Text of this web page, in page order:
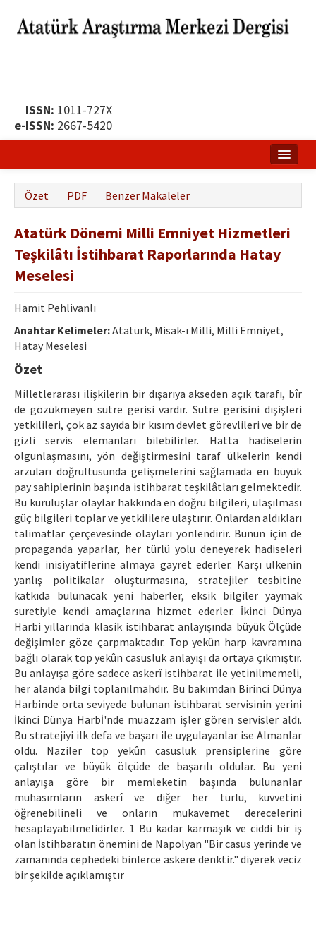
ISSN: 1011-727X
e-ISSN: 2667-5420
Hakkında
Yayın Politikası
Dergi Kurulları
Yazar Rehberi
Hakem Rehberi
İletişim
Özet PDF Benzer Makaleler
Atatürk Dönemi Milli Emniyet Hizmetleri
Teşkilâtı İstihbarat Raporlarında Hatay
Meselesi
Hamit Pehlivanlı
Anahtar Kelimeler:Atatürk, Misak-ı Milli, Milli Emniyet,
Hatay Meselesi
Özet
Milletlerarası ilişkilerin bir dışarıya akseden açık tarafı, bîr
de gözükmeyen sütre gerisi vardır. Sütre gerisini dışişleri
yetkilileri, çok az sayıda bir kısım devlet görevlileri ve bir de
gizli servis elemanları bilebilirler. Hatta hadiselerin
olgunlaşmasını, yön değiştirmesini taraf ülkelerin kendi
arzuları doğrultusunda gelişmelerini sağlamada en büyük
pay sahiplerinin başında istihbarat teşkilâtları gelmektedir.
Bu kuruluşlar olaylar hakkında en doğru bilgileri, ulaşılması
güç bilgileri toplar ve yetkililere ulaştırır. Onlardan aldıkları
talimatlar çerçevesinde olayları yönlendirir. Bunun için de
propaganda yaparlar, her türlü yolu deneyerek hadiseleri
kendi inisiyatiflerine almaya gayret ederler. Karşı ülkenin
yanlış politikalar oluşturmasına, stratejiler tesbitine
katkıda bulunacak yeni haberler, eksik bilgiler yaymak
suretiyle kendi amaçlarına hizmet ederler. İkinci Dünya
Harbi yıllarında klasik istihbarat anlayışında büyük Ölçüde
değişimler göze çarpmaktadır. Top yekûn harp kavramına
bağlı olarak top yekûn casusluk anlayışı da ortaya çıkmıştır.
Bu anlayışa göre sadece askerî istihbarat ile yetinilmemeli,
her alanda bilgi toplanılmahdır. Bu bakımdan Birinci Dünya
Harbinde orta seviyede bulunan istihbarat servisinin yerini
İkinci Dünya Harbİ'nde muazzam işler gören servisler aldı.
Bu stratejiyi ilk defa ve başarı ile uygulayanlar ise Almanlar
oldu. Naziler top yekûn casusluk prensiplerine göre
çalıştılar ve büyük ölçüde de başarılı oldular. Bu yeni
anlayışa göre bir memleketin başında bulunanlar
muhasımların askerî ve diğer her türlü, kuvvetini
öğrenebilineli ve onların mukavemet derecelerini
hesaplayabilmelidirler. 1 Bu kadar karmaşık ve ciddi bir iş
olan İstihbaratın önemini de Napolyan "Bir casus yerinde ve
zamanında cephedeki binlerce askere denktir." diyerek veciz
bir şekilde açıklamıştır